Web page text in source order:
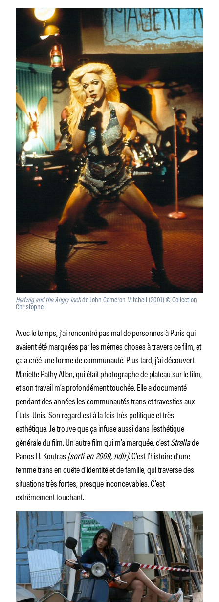
Hedwig and the Angry Inchde John Cameron Mitchell (2001) © Collection
Christophel
Avec le temps, j’ai rencontré pas mal de personnes à Paris qui
avaient été marquées par les mêmes choses à travers ce film, et
ça a créé une forme de communauté. Plus tard, j’ai découvert
Mariette Pathy Allen, qui était photographe de plateau sur le film,
et son travail m’a profondément touchée. Elle a documenté
pendant des années les communautés trans et travesties aux
États-Unis. Son regard est à la fois très politique et très
esthétique. Je trouve que ça infuse aussi dans l’esthétique
générale du film. Un autre film qui m’a marquée, c’estStrellade
Panos H. Koutras[sorti en 2009, ndlr].C’est l’histoire d’une
femme trans en quête d’identité et de famille, qui traverse des
situations très fortes, presque inconcevables. C’est
extrêmement touchant.